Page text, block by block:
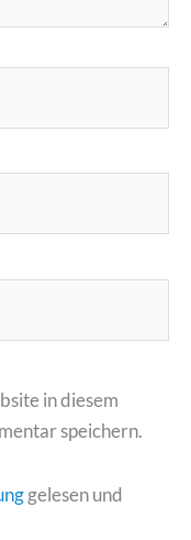
in diesem
speichern.
gelesen und